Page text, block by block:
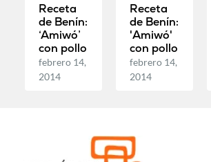
Receta
de Benín:
‘Amiwó’
con pollo
febrero 14,
2014
Receta
de Benín:
'Amiwó'
con pollo
febrero 14,
2014